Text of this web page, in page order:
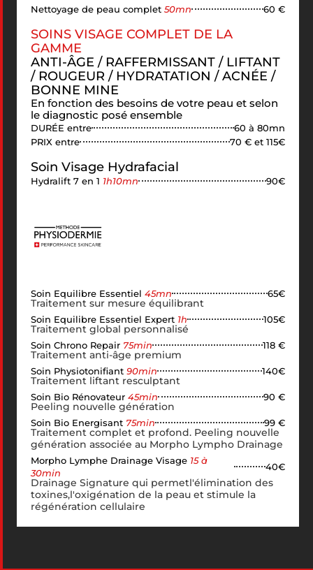
Nettoyage de peau complet 50mn 60 €
SOINS VISAGE COMPLET DE LA
GAMME
ANTI-ÂGE / RAFFERMISSANT / LIFTANT
/ ROUGEUR / HYDRATATION / ACNÉE /
BONNE MINE
En fonction des besoins de votre peau et selon
le diagnostic posé ensemble
DURÉE entre
60 à 80mn
PRIX entre
70 € et 115€
Soin Visage Hydrafacial
Hydralift 7 en 1 1h10mn 90€
Soin Equilibre Essentiel 45mn 65€
Traitement sur mesure équilibrant
Soin Equilibre Essentiel Expert 1h 105€
Traitement global personnalisé
Soin Chrono Repair 75min 118 €
Traitement anti-âge premium
Soin Physiotonifiant 90min 140€
Traitement liftant resculptant
Soin Bio Rénovateur 45min 90 €
Peeling nouvelle génération
Soin Bio Energisant 75min 99 €
Traitement complet et profond. Peeling nouvelle
génération associée au Morpho Lympho Drainage
Morpho Lymphe Drainage Visage 15 à
30min
40€
Drainage Signature qui permetl'élimination des
toxines,l'oxigénation de la peau et stimule la
régénération cellulaire